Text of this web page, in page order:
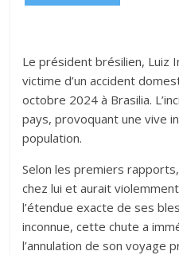
Le président brésilien, Luiz
victime d’un accident
octobre 2024 à Brasilia.
pays, provoquant une vive
population.
Selon les premiers
chez lui et aurait
l’étendue exacte de ses
inconnue, cette chute a
l’annulation de son voyage